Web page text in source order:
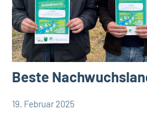
Beste
19. Februar 2025